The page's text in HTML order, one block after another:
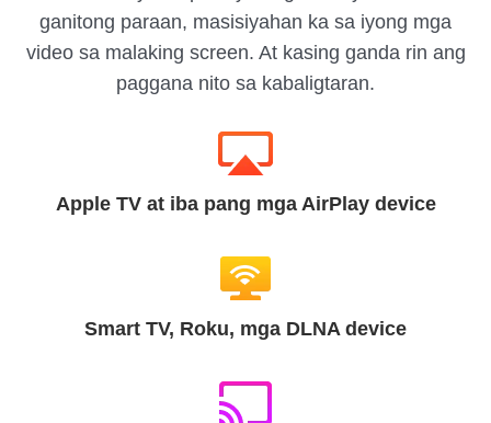
ganitong paraan, masisiyahan ka sa iyong mga
video sa malaking screen. At kasing ganda rin ang
paggana nito sa kabaligtaran.
Apple TV at iba pang mga AirPlay device
Smart TV, Roku, mga DLNA device